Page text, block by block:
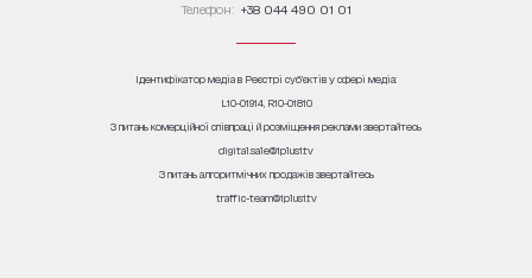
Телефон: +38 044 490 01 01
Ідентифікатор медіа в Реєстрі суб’єктів у сфері медіа:
L10-01914, R10-01810
З питань комерційної співпраці й розміщення реклами звертайтесь
digital.sale@1plus1.tv
З питань алгоритмічних продажів звертайтесь
traffic-team@1plus1.tv